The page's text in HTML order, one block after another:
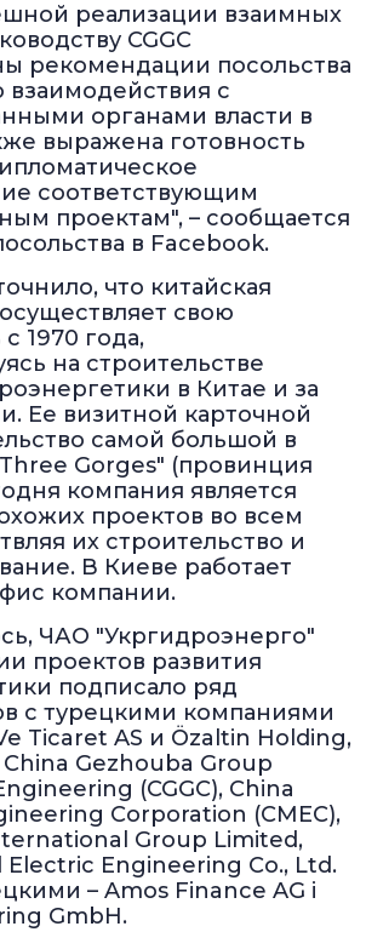
реализации взаимных
CGGC
рекомендации посольства
взаимодействия с
органами власти в
выражена готовность
соответствующим
проектам", – сообщается
в Facebook.
что китайская
свою
1970 года,
на строительстве
в Китае и за
Ее визитной карточной
самой большой в
Gorges" (провинция
компания является
проектов во всем
их строительство и
В Киеве работает
компании.
ЧАО "Укргидроэнерго"
проектов развития
подписало ряд
с турецкими компаниями
Ticaret AS и Özaltin Holding,
Gezhouba Group
(CGGC), China
Corporation (CMEC),
Group Limited,
Electric Engineering Co., Ltd.
– Amos Finance AG і
GmbH.